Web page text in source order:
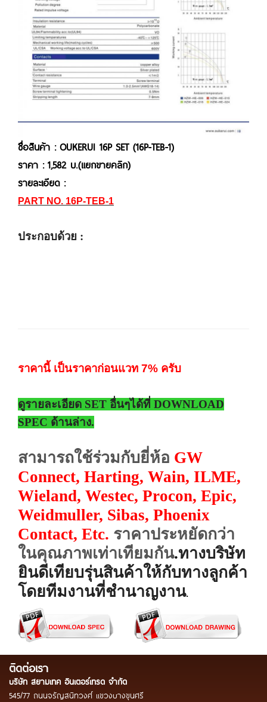
ชื่อสินค้า : OUKERUI 16P SET (16P-TEB-1)
ราคา : 1,582 บ.(แยกขายคลิก)
รายละเอียด :
PART NO. 16P-TEB-1
ประกอบด้วย :
ราคานี้ เป็นราคาก่อนแวท 7% ครับ
ดูรายละเอียด SET อื่นๆได้ที่ DOWNLOAD
SPEC ด้านล่าง.
สามารถใช้ร่วมกับยี่ห้อ GW
Connect, Harting, Wain, ILME,
Wieland, Westec, Procon, Epic,
Weidmuller, Sibas, Phoenix
Contact, Etc. ราคาประหยัดกว่า
ในคุณภาพเท่าเทียมกัน.ทางบริษัท
ยินดีเทียบรุ่นสินค้าให้กับทางลูกค้า
โดยทีมงานที่ชำนาญงาน.
ติดต่อเรา
บริษัท สยามเทค อินเตอร์เทรด จำกัด
545/77 ถนนจรัญสนิทวงศ์ แขวงบางขุนศรี